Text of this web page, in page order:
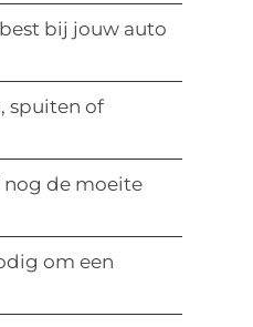
bij jouw auto
spuiten of
nog de moeite
om een